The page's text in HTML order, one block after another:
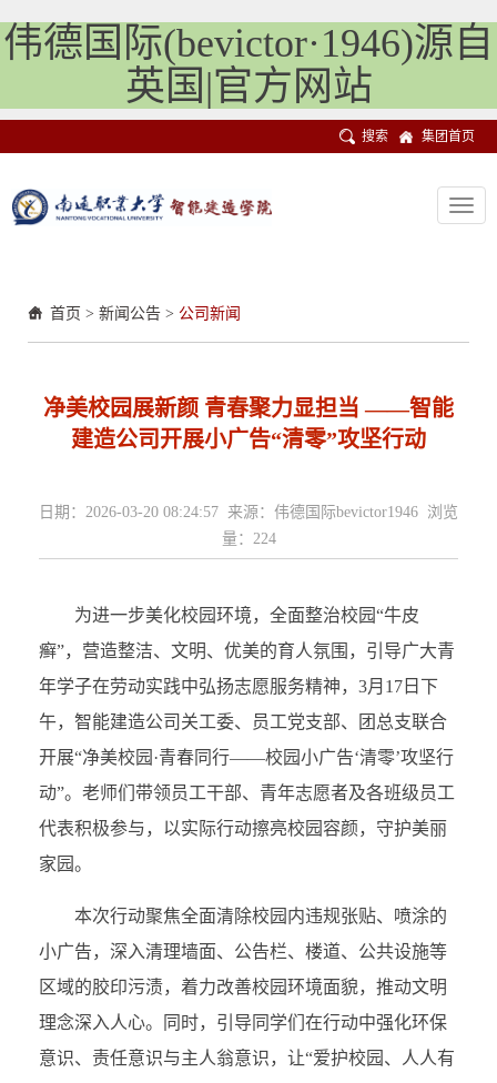
伟德国际(bevictor·1946)源自
英国|官方网站
搜索 集团首页
首页 > 新闻公告 > 公司新闻
净美校园展新颜 青春聚力显担当 ——智能
建造公司开展小广告“清零”攻坚行动
日期：2026-03-20 08:24:57 来源：伟德国际bevictor1946 浏览
量： 224
为进一步美化校园环境，全面整治校园“牛皮
癣”，营造整洁、文明、优美的育人氛围，引导广大青
年学子在劳动实践中弘扬志愿服务精神，3月17日下
午，智能建造公司关工委、员工党支部、团总支联合
开展“净美校园·青春同行——校园小广告‘清零’攻坚行
动”。老师们带领员工干部、青年志愿者及各班级员工
代表积极参与，以实际行动擦亮校园容颜，守护美丽
家园。
本次行动聚焦全面清除校园内违规张贴、喷涂的
小广告，深入清理墙面、公告栏、楼道、公共设施等
区域的胶印污渍，着力改善校园环境面貌，推动文明
理念深入人心。同时，引导同学们在行动中强化环保
意识、责任意识与主人翁意识，让“爱护校园、人人有